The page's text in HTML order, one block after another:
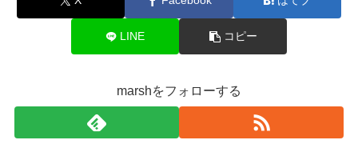
LINE コピー
marshをフォローする